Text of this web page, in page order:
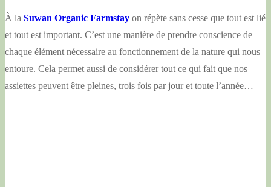
À la Suwan Organic Farmstay on répète sans cesse que tout est lié
et tout est important. C’est une manière de prendre conscience de
chaque élément nécessaire au fonctionnement de la nature qui nous
entoure. Cela permet aussi de considérer tout ce qui fait que nos
assiettes peuvent être pleines, trois fois par jour et toute l’année…